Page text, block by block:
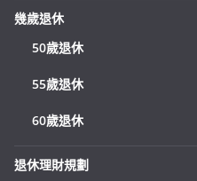
幾歲退休
50歲退休
55歲退休
60歲退休
退休理財規劃